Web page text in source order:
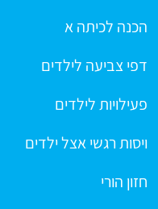
הכנה לכיתה א
דפי צביעה לילדים
פעילויות לילדים
ויסות רגשי אצל ילדים
חזון הורי